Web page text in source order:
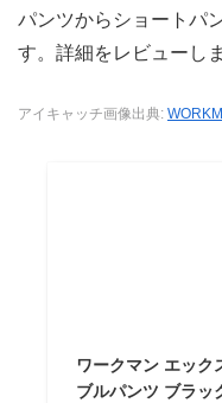
パンツからショートパ
す。詳細をレビューしま
アイキャッチ画像出典:
ワークマン エック
ブルパンツ ブラッ